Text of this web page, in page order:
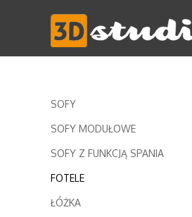
SOFY
SOFY MODUŁOWE
SOFY Z FUNKCJĄ SPANIA
FOTELE
ŁÓŻKA